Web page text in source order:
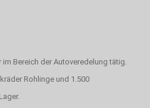
Bereich der Autoveredelung tätig.
Rohlinge und 1.500